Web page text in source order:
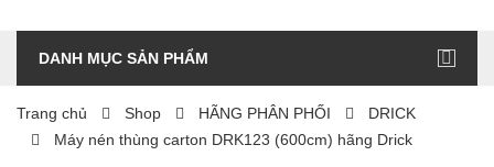
DANH MỤC SẢN PHẨM
Trang chủ Shop HÃNG PHÂN PHỐI
DRICK
Máy nén thùng carton DRK123 (600cm) hãng Drick